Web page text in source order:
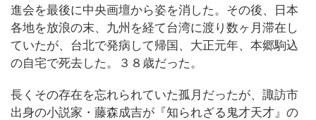
進会を最後に中央画壇から姿を消した。その後、日本
各地を放浪の末、九州を経て台湾に渡り数ヶ月滞在し
ていたが、台北で発病して帰国、大正元年、本郷駒込
の自宅で死去した。３８歳だった。
長くその存在を忘れられていた孤月だったが、諏訪市
出身の小説家・藤森成吉が『知られざる鬼才天才』の